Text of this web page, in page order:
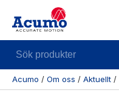
Sök
produkter
Acumo / Om oss / Aktuellt /